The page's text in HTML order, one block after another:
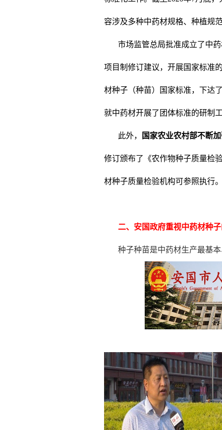
容涉及多种中药材规格、种植规
市场监管总局批准成立了中
项目制修订建议，开展国家标准
材种子（种苗）国家标准，下达
就中药材开展了团体标准的研制
此外， 国家农业农村部不断
修订颁布了《农作物种子质量检
材种子质量检验机构可参照执行
二、安国政府重视中药材种
种子种苗是中药材生产最基